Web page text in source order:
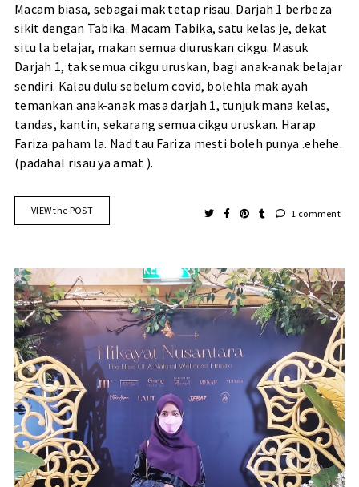
Macam biasa, sebagai mak tetap risau. Darjah 1 berbeza
sikit dengan Tabika. Macam Tabika, satu kelas je, dekat
situ la belajar, makan semua diuruskan cikgu. Masuk
Darjah 1, tak semua cikgu uruskan, bagi anak-anak belajar
sendiri. Kalau dulu sebelum covid, bolehla mak ayah
temankan anak-anak masa darjah 1, tunjuk mana kelas,
tandas, kantin, sekarang semua cikgu uruskan. Harap
Fariza paham la. Nad tau Fariza mesti boleh punya..ehehe.
(padahal risau ya amat ).
VIEW the POST 1 comment